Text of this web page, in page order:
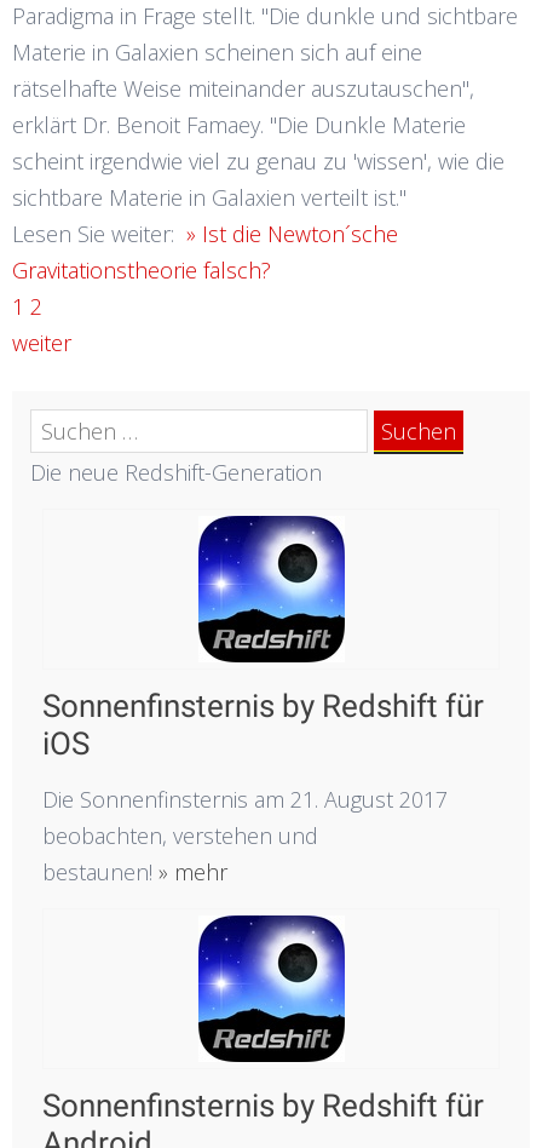
Paradigma in Frage stellt. "Die dunkle und sichtbare
Materie in Galaxien scheinen sich auf eine
rätselhafte Weise miteinander auszutauschen",
erklärt Dr. Benoit Famaey. "Die Dunkle Materie
scheint irgendwie viel zu genau zu 'wissen', wie die
sichtbare Materie in Galaxien verteilt ist."
Lesen Sie weiter: » Ist die Newton´sche
Gravitationstheorie falsch?
1 2
weiter
Suchen
nach:
Die neue Redshift-Generation
Sonnenfinsternis by Redshift für
iOS
Die Sonnenfinsternis am 21. August 2017
beobachten, verstehen und
bestaunen! » mehr
Sonnenfinsternis by Redshift für